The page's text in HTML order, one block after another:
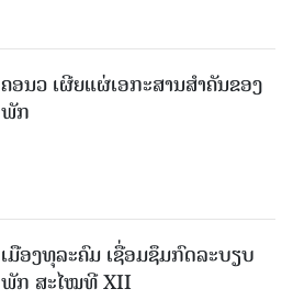
ຄອນວ ເຜີຍແຜ່ເອກະສານສໍາຄັນຂອງ
ພັກ
ເມືອງທຸລະຄົມ ເຊື່ອມຊຶມກົດລະບຽບ
ພັກ ສະໄໝທີ XII